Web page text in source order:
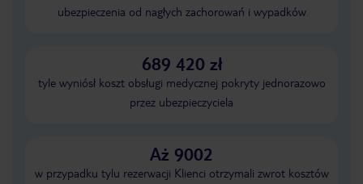
ubezpieczenia od nagłych zachorowań i wypadków
689 420 zł
tyle wyniósł koszt obsługi medycznej pokryty jednorazowo
przez ubezpieczyciela
Aż 9002
w przypadku tylu rezerwacji Klienci otrzymali zwrot kosztów